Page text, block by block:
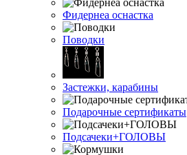
Фидернеа оснастка
Поводки
Застежки, карабины
Подарочные сертификаты
Подсачеки+ГОЛОВЫ